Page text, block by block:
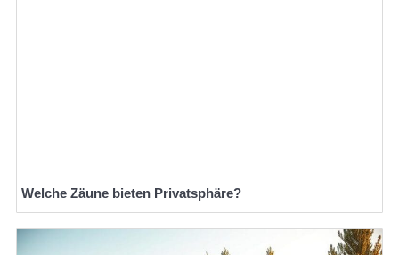
Welche Zäune bieten Privatsphäre?